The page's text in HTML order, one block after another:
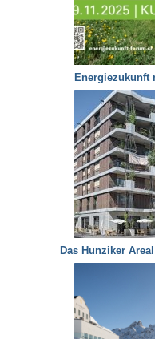
Energiezukunft
Das Hunziker